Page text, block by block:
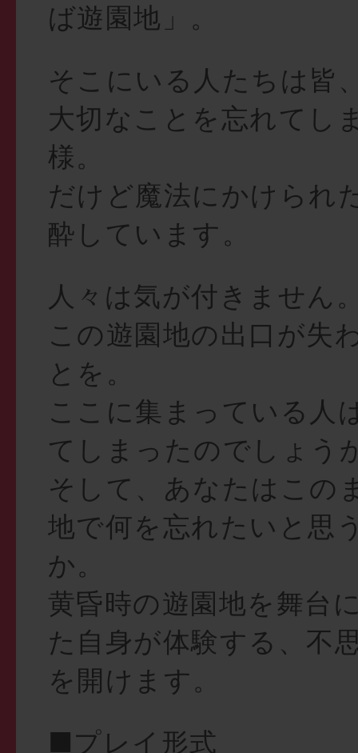
ば遊園地」。
そこにいる人たちは皆
大切なことを忘れてし
様。
だけど魔法にかけられ
酔しています。
人々は気が付きません
この遊園地の出口が失
とを。
ここに集まっている人
てしまったのでしょう
そして、あなたはこの
地で何を忘れたいと思
か。
黄昏時の遊園地を舞台
た自身が体験する、不
を開けます。
■プレイ形式